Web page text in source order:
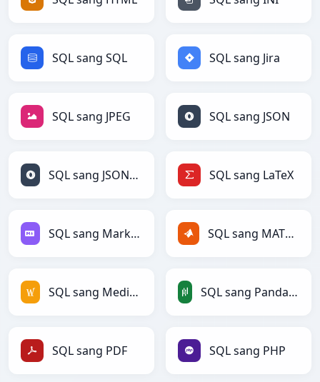
SQL sang SQL SQL sang Jira
SQL sang JPEG SQL sang JSON
SQL sang JSONLines SQL sang LaTeX
SQL sang Markdown SQL sang MATLAB
SQL sang MediaWiki SQL sang PandasDataFrame
SQL sang PDF SQL sang PHP